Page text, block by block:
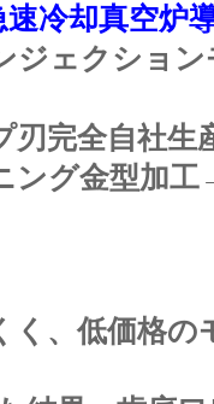
冷却真空炉
ジェクショ
刃完全自社生
ング金型加
く、低価格の